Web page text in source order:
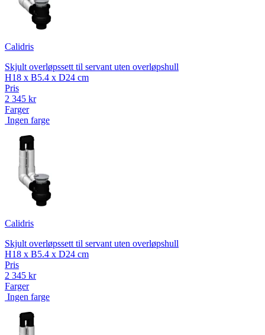
Calidris
Skjult overløpssett til servant uten overløpshull
H18 x B5.4 x D24 cm
Pris
2 345 kr
Farger
Ingen farge
Calidris
Skjult overløpssett til servant uten overløpshull
H18 x B5.4 x D24 cm
Pris
2 345 kr
Farger
Ingen farge